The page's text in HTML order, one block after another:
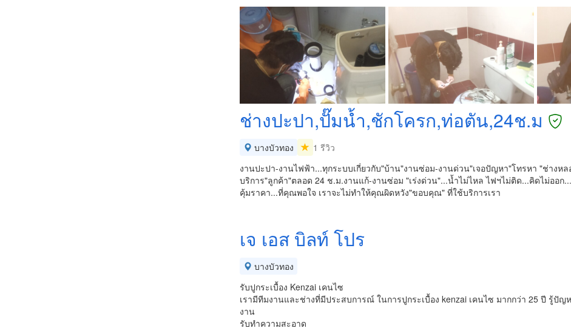
ช่างปะปา,ปั๊มน้ำ,ชักโครก,ท่อตัน,24ช.ม
บางบัวทอง
1 รีวิว
งานปะปา-งานไฟฟ้า...ทุกระบบเกี่ยวกับ"บ้าน"งานซ่อม-งานด่วน"เจอปัญหา"โทรหา "ช่างหล
บริการ"ลูกค้า"ตลอด 24 ช.ม.งานแก้-งานซ่อม "เร่งด่วน"...น้ำไม่ไหล ไฟฯไม่ติด...คิดไม่ออ
คุ้มราคา...ที่คุณพอใจ เราจะไม่ทำให้คุณผิดหวัง"ขอบคุณ" ที่ใช้บริการเรา
เจ เอส บิลท์ โปร
บางบัวทอง
รับปูกระเบื้อง Kenzai เคนไซ
เรามีทีมงานและช่างที่มีประสบการณ์ ในการปูกระเบื้อง kenzai เคนไซ มากกว่า 25 ปี รู้ปั
งาน
รับทำความสะอาด